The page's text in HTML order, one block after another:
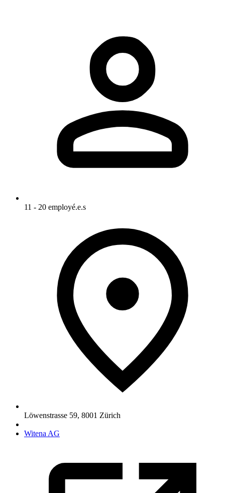
11 - 20 employé.e.s
Löwenstrasse 59, 8001 Zürich
Witena AG